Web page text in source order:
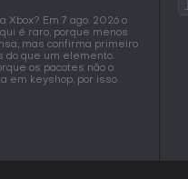
Xbox? Em 7 ago. 2026 o
é raro, porque menos
mas confirma primeiro
do que um elemento.
os pacotes não o
em keyshop, por isso